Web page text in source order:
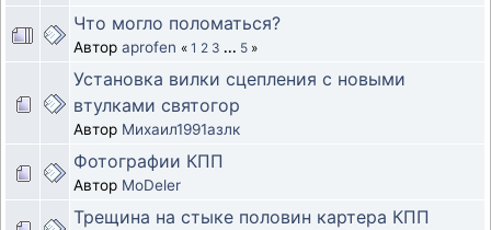
Что могло поломаться?
Автор aprofen « 1 2 3 ... 5 »
Установка вилки сцепления с новыми
втулками святогор
Автор Михаил1991азлк
Фотографии КПП
Автор MoDeler
Трещина на стыке половин картера КПП